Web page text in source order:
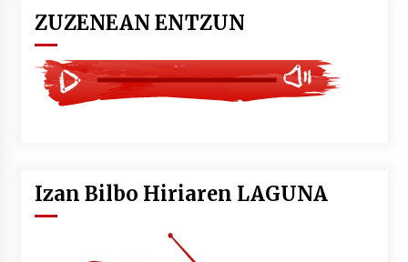
ZUZENEAN ENTZUN
Izan Bilbo Hiriaren LAGUNA